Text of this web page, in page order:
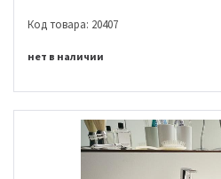
Код товара: 20407
нет в наличии